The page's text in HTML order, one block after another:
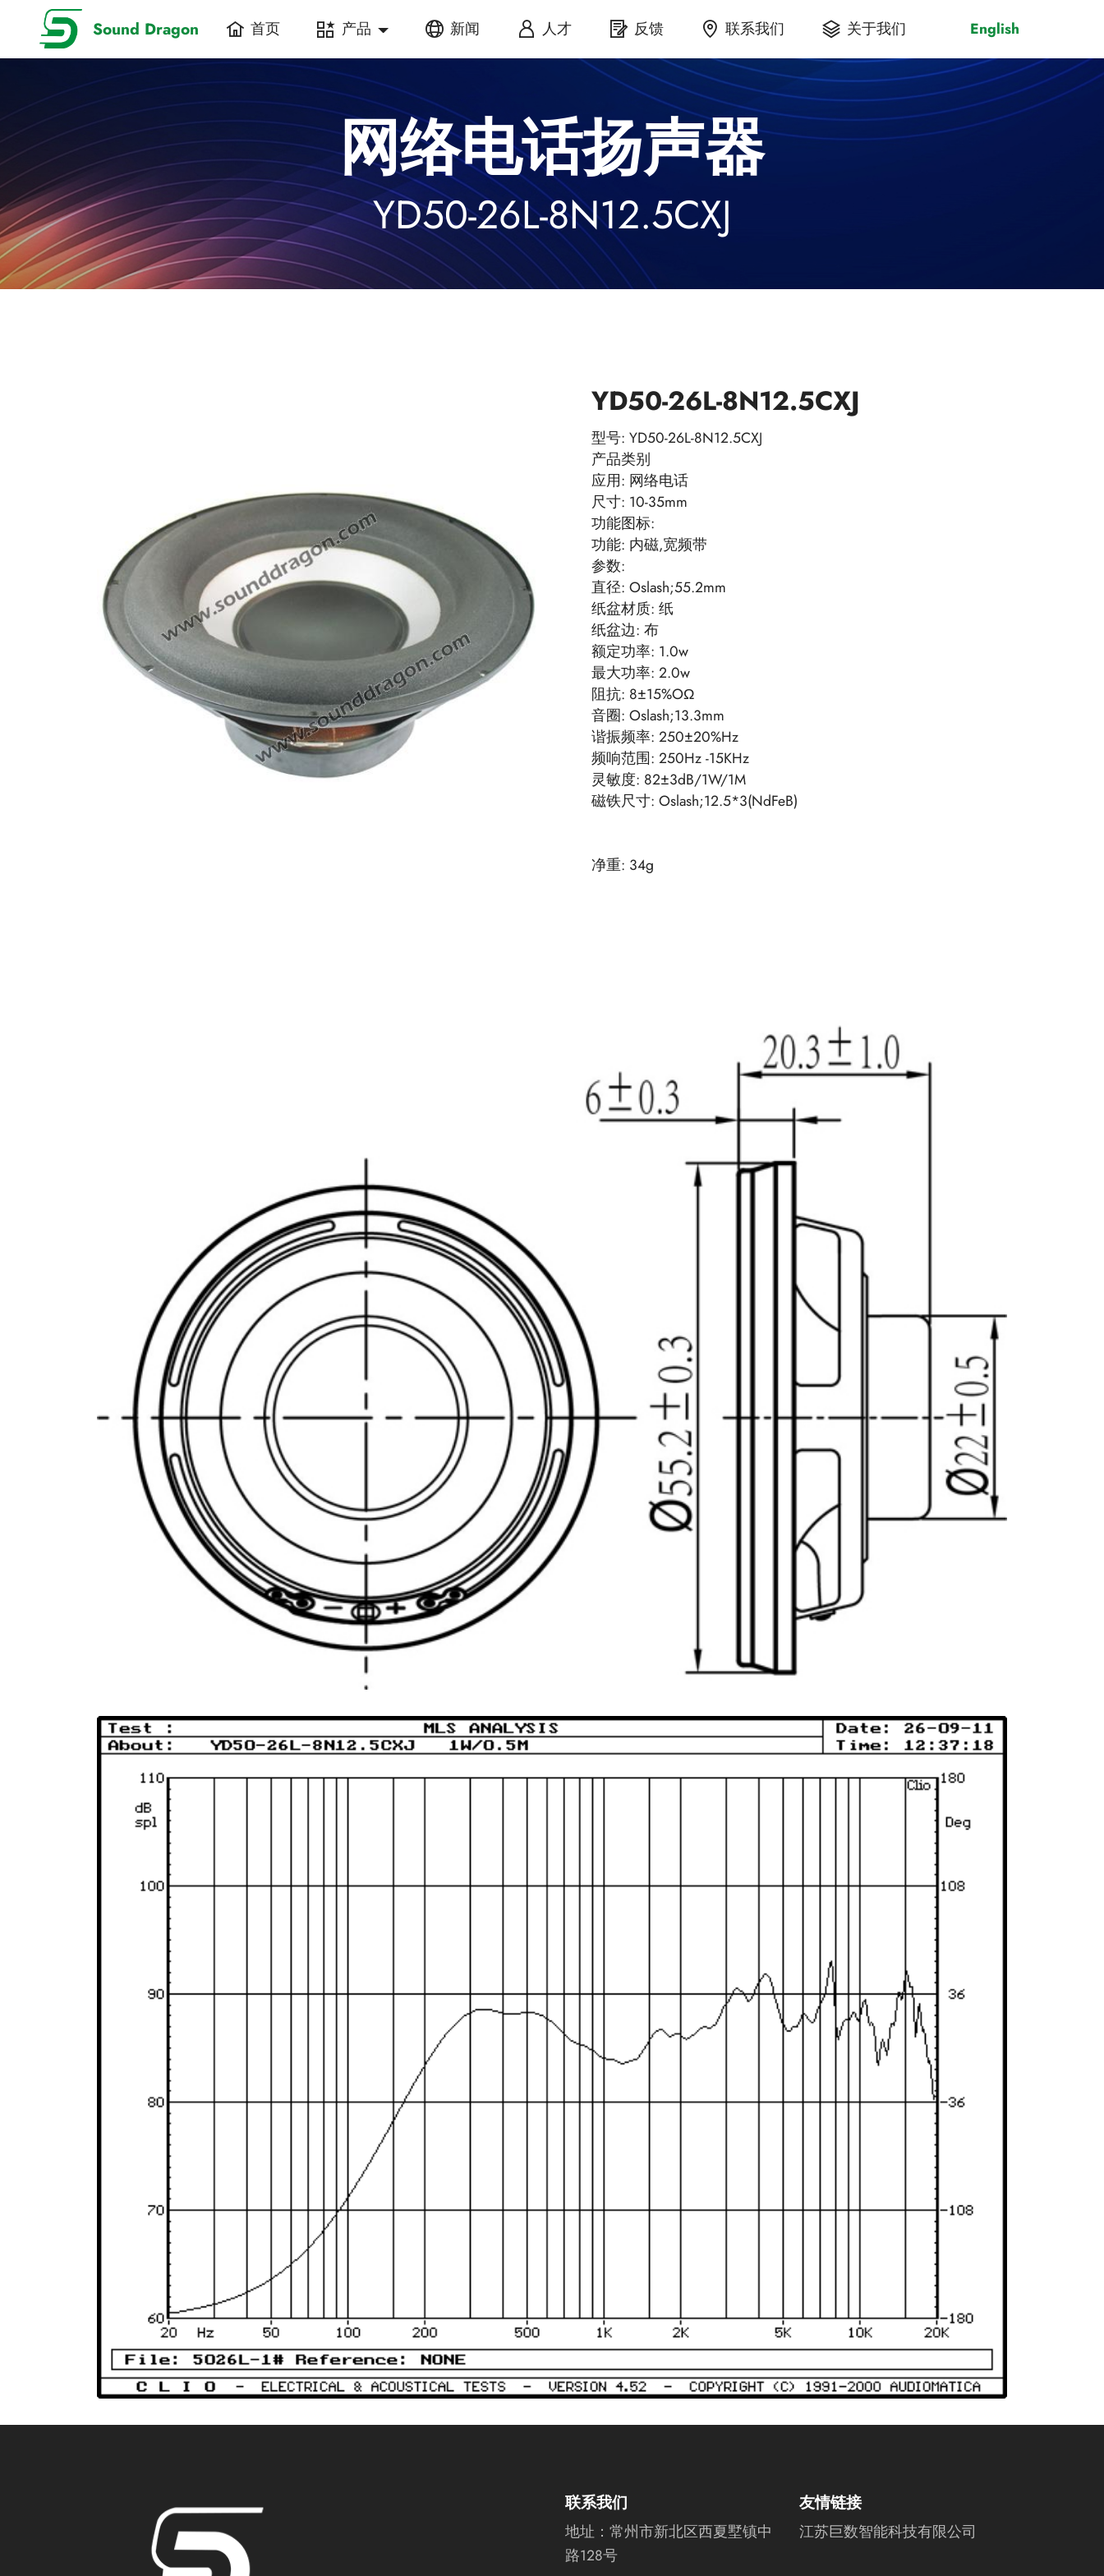
Sound Dragon 首页 产品 新闻 人才 反馈 联系我们 关于我们 English
网络电话扬声器
YD50-26L-8N12.5CXJ
YD50-26L-8N12.5CXJ
型号: YD50-26L-8N12.5CXJ
产品类别
应用: 网络电话
尺寸: 10-35mm
功能图标:
功能: 内磁,宽频带
参数:
直径: Oslash;55.2mm
纸盆材质: 纸
纸盆边: 布
额定功率: 1.0w
最大功率: 2.0w
阻抗: 8±15%OΩ
音圈: Oslash;13.3mm
谐振频率: 250±20%Hz
频响范围: 250Hz -15KHz
灵敏度: 82±3dB/1W/1M
磁铁尺寸: Oslash;12.5*3(NdFeB)
净重: 34g
联系我们
地址： 常州市新北区西夏墅镇中
路128号
友情链接
江苏巨数智能科技有限公司